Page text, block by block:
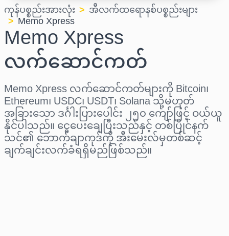
ကုန်ပစ္စည်းအားလုံး အီလက်ထရောနစ်ပစ္စည်းများ
Memo Xpress
Memo Xpress
လက်ဆောင်ကတ်
Memo Xpress လက်ဆောင်ကတ်များကို Bitcoin၊
Ethereum၊ USDC၊ USDT၊ Solana သို့မဟုတ်
အခြားသော ဒင်္ဂါးပြားပေါင်း ၂၅၀ ကျော်ဖြင့် ဝယ်ယူ
နိုင်ပါသည်။ ငွေပေးချေပြီးသည်နှင့် တစ်ပြိုင်နက်
သင်၏ ဘောက်ချာကုဒ်ကို အီးမေးလ်မှတစ်ဆင့်
ချက်ချင်းလက်ခံရရှိမည်ဖြစ်သည်။